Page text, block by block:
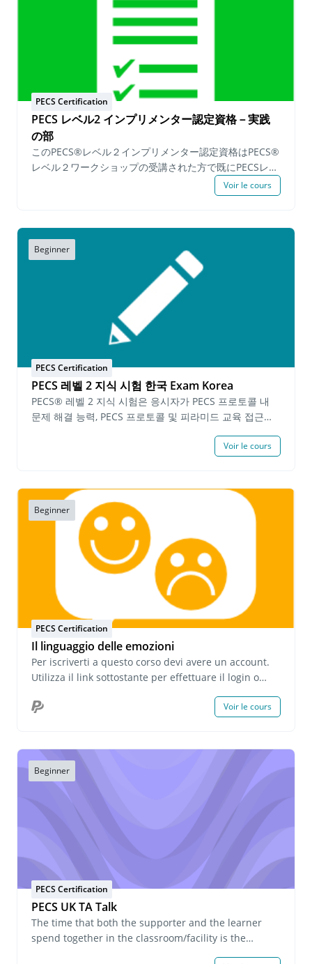
で、認定を維持することができます。 実践必須事項: 機
能的な活動内でのPECSの実践 4-ステップエラー修正 実
実践されているかの説明 実践映像と筆記提出物に関して
定™プロセスは自分のペースで進められるプログラムで
すが、申請者は申請日から6か月以内にすべての必要事項
を完了する必要があります。 Upon successfully
completing the demonstration requirements a
Certification of Completion for the PECS Level 1
Implementer Certification Program™ is issued. The
PECS Level 1 Certified Implementer™ status is valid
certificate may continue on to the PECS Level 2
Implementer Certification Program™. Prerequisites:
valid PECS Level 1 Implementer Certificate™ & PECS
Level 1 or Level 2 Workshop within 6 months. Fee:
$250.00 USD per person
PECS Certification
PECS レベル2 インプリメンター認定資格－実践
の部
このPECS®レベル２インプリメンター認定資格はPECS®
レベル２ワークショップの受講された方で既にPECSレベ
ル２知識試験に合格し、「教育へのピラミッドアプロー
チ🄬」とPECS🄬を教える６つのフェイズの手続きの上級
2インプリメンター認定が授与されます。 PECS® レベル
２ 実践 の部 ™では以下の必須事項を満たす必要があり
ます : 一日を通して様々な機能的な活動のなかでPECS
を実践しているところを表す。 学習者に活動やレッスン
の中で属性後を教えているところの実践 学習者に活動
やレッスンの中でフェイズ 6を教えているところの実践
筆記提出必須事項: 機能的な活動の中でどのようにPECS
が実践されているかの詳細説明（一日を通してPECSを実
題についての質問に答える PECSのフェイズとエラー修
正方法を見極める PECSのフェイズをどのように指導す
るかについて計画書を書く 各フェイズの実践映像と筆記
提出物に対しての自己評価を提出 PECSレベル２実践の
事項を全て基準に満たされると、認定資格志願者はPECS
レベル２インプリメンター認定資格が授与されます。
ら３年間有効です。 期限有効なPECS レベル1 インプリ
メンター認定™を お持ちの方はPECS レベル 2 インプリ
メンター認定に進むことができます。 前提条件: 有効な
PECSレベル１インプリメンター認定™修了書 と PECS
レベル２ 知識試験™合格修了書 費用: 70,000 円 (10%
Voir le cours
Beginner
PECS Certification
PECS 레벨 2 지식 시험 한국 Exam Korea
PECS® 레벨 2 지식 시험은 응시자가 PECS 프로토콜 내
문제 해결 능력, PECS 프로토콜 및 피라미드 교육 접근법
지도 지식을 입증해야 합니다. 응시자는 PECS 레벨 2 시험
발급일로부터 2년간 유효합니다)가 발급됩니다. 시험 완료
후, 유효한 PECS 레벨 2 지식 인증서를 소지한 개인은
PECS 레벨 2 실습 시연으로 진행할 수 있습니다. 선행 요
건: 지원자는 지난 6개월 이내에 Pyramid Educational
Consultants에서 발급한 PECS 레벨 2 교육 수료증을 소
지하고 유효한 PECS 레벨 1 지식 인증서를 보유해야 합니
다. 수수료: 1인당 $40.00 USD
Voir le cours
Beginner
PECS Certification
Il linguaggio delle emozioni
Per iscriverti a questo corso devi avere un account.
Utilizza il link sottostante per effettuare il login o
o desideri richiedere informazioni sulle iscrizioni di
Voir le cours
Beginner
PECS Certification
PECS UK TA Talk
The time that both the supporter and the learner
spend together in the classroom/facility is the